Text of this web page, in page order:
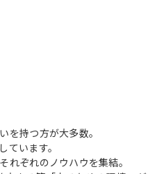
を持つ方が大多数。
ています。
れぞれのノウハウを集結。